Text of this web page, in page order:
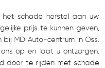
schade herstel aan uw
prijs te kunnen geven,
MD Auto-centrum in Oss.
op en laat u ontzorgen.
door te rijden met schade